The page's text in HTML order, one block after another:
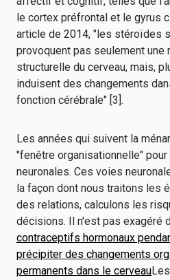
le cortex préfrontal et le gyrus
article de 2014, "les stéroïdes
provoquent pas seulement une
structurelle du cerveau, mais,
induisent des changements
fonction cérébrale" [3].
Les années qui suivent la
"fenêtre organisationnelle"
neuronales. Ces voies
la façon dont nous traitons les
des relations, calculons les
décisions. Il n'est pas exagéré
contraceptifs hormonaux
précipiter des changements
permanents dans le cerveau